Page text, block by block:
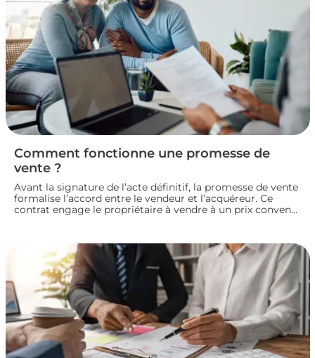
Comment fonctionne une promesse de
vente ?
Avant la signature de l’acte définitif, la promesse de vente
formalise l’accord entre le vendeur et l’acquéreur. Ce
contrat engage le propriétaire à vendre à un prix convenu
et droit de rétractation, analysons le fonctionnement réel
de cette étape clé d’une transaction immobilière.